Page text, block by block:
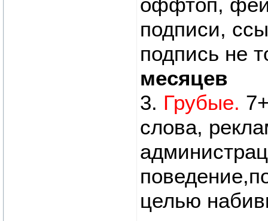
оффтоп,
подписи,
подпись не
месяцев
3. Грубые.
слова,
целью